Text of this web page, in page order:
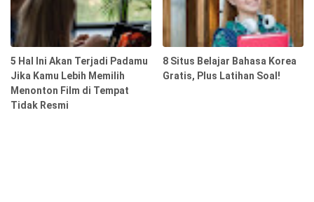
5 Hal Ini Akan Terjadi Padamu
Jika Kamu Lebih Memilih
Menonton Film di Tempat
Tidak Resmi
8 Situs Belajar Bahasa Korea
Gratis, Plus Latihan Soal!